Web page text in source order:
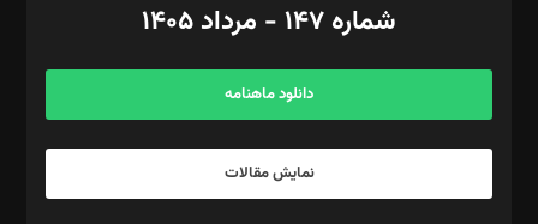
آگهی و مشترکین: ۰۹۱۹۹۹۹۰۴۵۴
شماره ۱۴۷ - مرداد ۱۴۰۵
دانلود ماهنامه
نمایش مقالات